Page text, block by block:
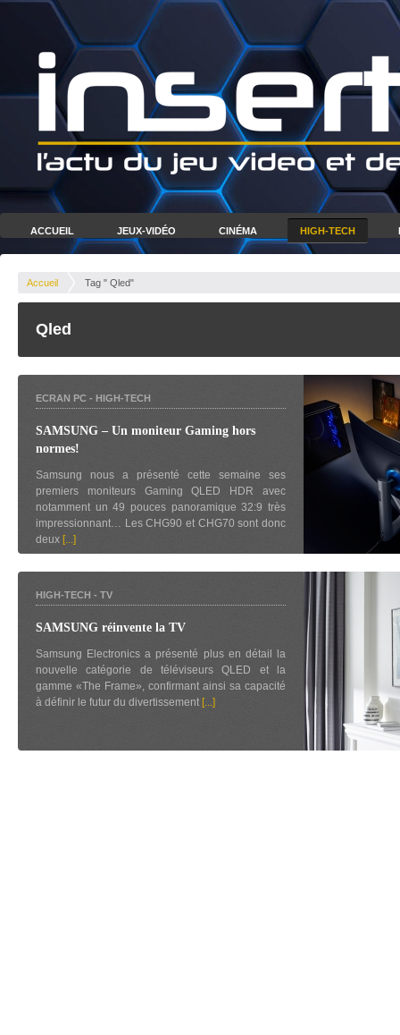
ACCUEIL JEUX-VIDÉO CINÉMA HIGH-TECH
Accueil Tag " Qled"
Qled
ECRAN PC - HIGH-TECH
SAMSUNG – Un moniteur Gaming hors
normes!
Samsung nous a présenté cette semaine ses
premiers moniteurs Gaming QLED HDR avec
notamment un 49 pouces panoramique 32:9 très
impressionnant… Les CHG90 et CHG70 sont donc
deux [...]
HIGH-TECH - TV
SAMSUNG réinvente la TV
Samsung Electronics a présenté plus en détail la
nouvelle catégorie de téléviseurs QLED et la
gamme «The Frame», confirmant ainsi sa capacité
à définir le futur du divertissement [...]